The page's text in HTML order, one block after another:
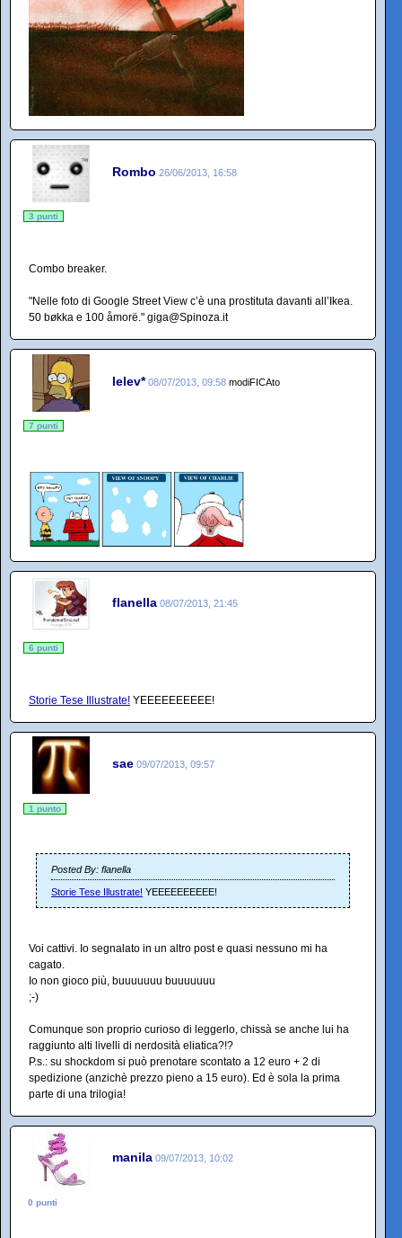
Rombo 26/06/2013, 16:58
3 punti
Combo breaker.
"Nelle foto di Google Street View c’è una prostituta davanti all’Ikea.
50 bøkka e 100 åmorë." giga@Spinoza.it
lelev* 08/07/2013, 09:58 modiFICAto
7 punti
flanella 08/07/2013, 21:45
6 punti
Storie Tese Illustrate! YEEEEEEEEEE!
sae 09/07/2013, 09:57
1 punto
Posted By: flanella
Storie Tese Illustrate! YEEEEEEEEEE!
Voi cattivi. Io segnalato in un altro post e quasi nessuno mi ha
cagato.
Io non gioco più, buuuuuuu buuuuuuu
;-)
Comunque son proprio curioso di leggerlo, chissà se anche lui ha
raggiunto alti livelli di nerdosità eliatica?!?
P.s.: su shockdom si può prenotare scontato a 12 euro + 2 di
spedizione (anzichè prezzo pieno a 15 euro). Ed è sola la prima
parte di una trilogia!
manila 09/07/2013, 10:02
0 punti